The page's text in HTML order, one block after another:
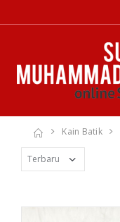
Kain Batik